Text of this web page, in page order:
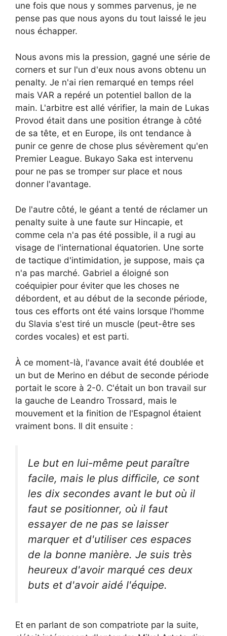
une fois que nous y sommes parvenus, je ne
pense pas que nous ayons du tout laissé le jeu
nous échapper.
Nous avons mis la pression, gagné une série de
corners et sur l'un d'eux nous avons obtenu un
penalty. Je n'ai rien remarqué en temps réel
mais VAR a repéré un potentiel ballon de la
main. L'arbitre est allé vérifier, la main de Lukas
Provod était dans une position étrange à côté
de sa tête, et en Europe, ils ont tendance à
punir ce genre de chose plus sévèrement qu'en
Premier League. Bukayo Saka est intervenu
pour ne pas se tromper sur place et nous
donner l'avantage.
De l'autre côté, le géant a tenté de réclamer un
penalty suite à une faute sur Hincapie, et
comme cela n'a pas été possible, il a rugi au
visage de l'international équatorien. Une sorte
de tactique d'intimidation, je suppose, mais ça
n'a pas marché. Gabriel a éloigné son
coéquipier pour éviter que les choses ne
débordent, et au début de la seconde période,
tous ces efforts ont été vains lorsque l'homme
du Slavia s'est tiré un muscle (peut-être ses
cordes vocales) et est parti.
À ce moment-là, l'avance avait été doublée et
un but de Merino en début de seconde période
portait le score à 2-0. C'était un bon travail sur
la gauche de Leandro Trossard, mais le
mouvement et la finition de l'Espagnol étaient
vraiment bons. Il dit ensuite :
Le but en lui-même peut paraître
facile, mais le plus difficile, ce sont
les dix secondes avant le but où il
faut se positionner, où il faut
essayer de ne pas se laisser
marquer et d'utiliser ces espaces
de la bonne manière. Je suis très
heureux d'avoir marqué ces deux
buts et d'avoir aidé l'équipe.
Et en parlant de son compatriote par la suite,